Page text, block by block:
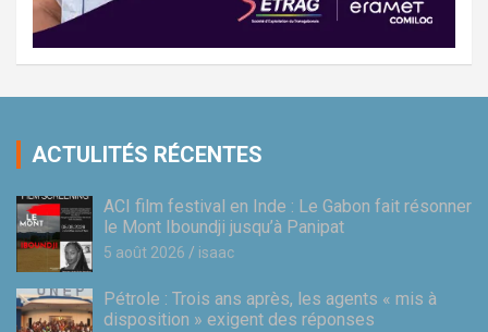
ACTULITÉS RÉCENTES
ACI film festival en Inde : Le Gabon fait résonner
le Mont Iboundji jusqu’à Panipat
5 août 2026 isaac
Pétrole : Trois ans après, les agents « mis à
disposition » exigent des réponses